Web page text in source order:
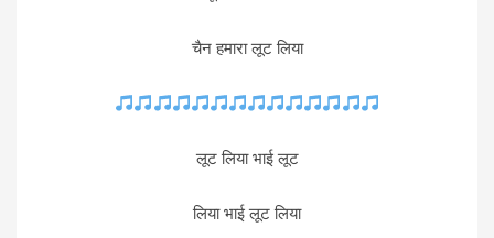
चैन हमारा लूट लिया
लूट लिया भाई लूट
लिया भाई लूट लिया